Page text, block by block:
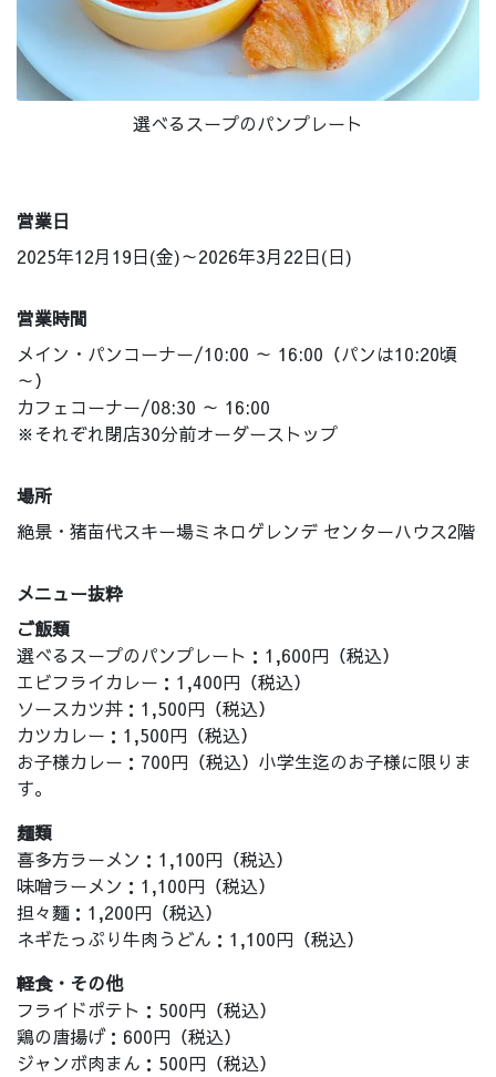
選べるスープのパンプレート
営業日
2025年12月19日(金)～2026年3月22日(日)
営業時間
メイン・パンコーナー/10:00 ～ 16:00（パンは10:20頃
～）
カフェコーナー/08:30 ～ 16:00
※それぞれ閉店30分前オーダーストップ
場所
絶景・猪苗代スキー場ミネロゲレンデ センターハウス2階
メニュー抜粋
ご飯類
選べるスープのパンプレート：1,600円（税込）
エビフライカレー：1,400円（税込）
ソースカツ丼：1,500円（税込）
カツカレー：1,500円（税込）
お子様カレー：700円（税込）小学生迄のお子様に限りま
す。
麺類
喜多方ラーメン：1,100円（税込）
味噌ラーメン：1,100円（税込）
担々麵：1,200円（税込）
ネギたっぷり牛肉うどん：1,100円（税込）
軽食・その他
フライドポテト：500円（税込）
鶏の唐揚げ：600円（税込）
ジャンボ肉まん：500円（税込）